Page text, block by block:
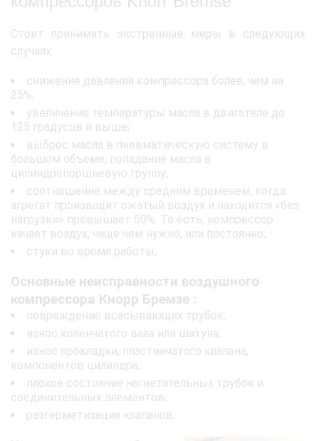
Стоит принимать экстренные меры в следующих
случаях:
снижение давления компрессора более, чем на
25%;
увеличение температуры масла в двигателе до
125 градусов и выше;
выброс масла в пневматическую систему в
большом объеме, попадание масла в
цилиндропоршневую группу;
соотношение между средним временем, когда
агрегат производит сжатый воздух и находится «без
нагрузки» превышает 50%. То есть, компрессор
качает воздух, чаще чем нужно, или постоянно;
стуки во время работы;
Основные неисправности воздушного
компрессора Кнорр Бремзе :
повреждение всасывающих трубок;
износ коленчатого вала или шатуна;
износ прокладки, пластинчатого клапана,
компонентов цилиндра;
плохое состояние нагнетательных трубок и
соединительных элементов;
разгерметизация клапанов.